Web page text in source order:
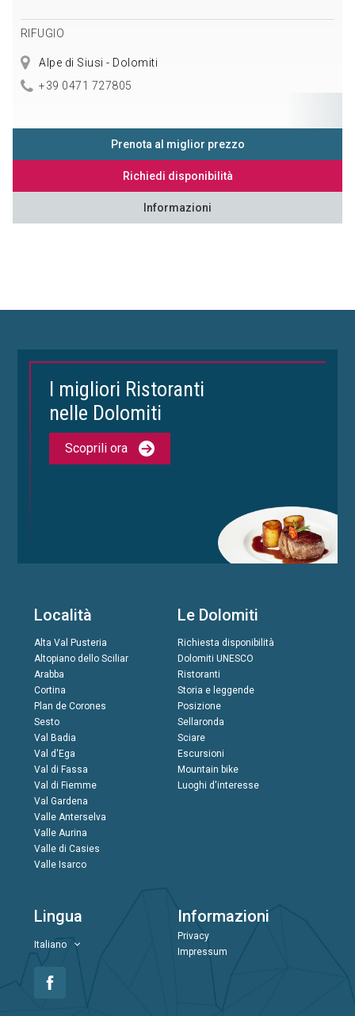
RIFUGIO
Alpe di Siusi - Dolomiti
+39 0471 727805
Prenota al miglior prezzo
Richiedi disponibilità
Informazioni
I migliori Ristoranti
nelle Dolomiti
Scoprili ora
Località
Alta Val Pusteria
Altopiano dello Sciliar
Arabba
Cortina
Plan de Corones
Sesto
Val Badia
Val d'Ega
Val di Fassa
Val di Fiemme
Val Gardena
Valle Anterselva
Valle Aurina
Valle di Casies
Valle Isarco
Le Dolomiti
Richiesta disponibilità
Dolomiti UNESCO
Ristoranti
Storia e leggende
Posizione
Sellaronda
Sciare
Escursioni
Mountain bike
Luoghi d'interesse
Lingua
Italiano
Informazioni
Privacy
Impressum